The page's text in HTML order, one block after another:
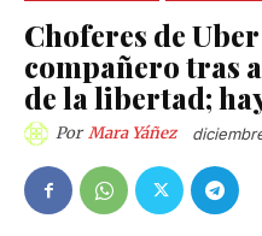
Choferes de
compañero tras
de la libertad;
Por Mara Yáñez